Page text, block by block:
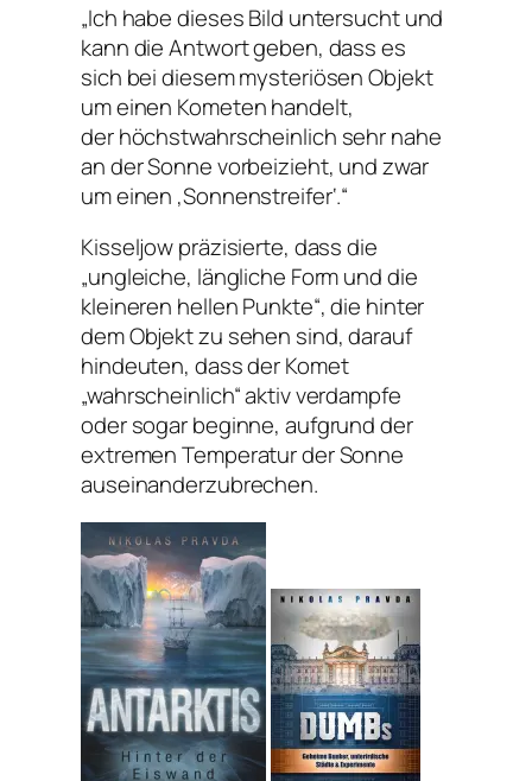
„Ich habe dieses Bild untersucht und
kann die Antwort geben, dass es
sich bei diesem mysteriösen Objekt
um einen Kometen handelt,
derhöchstwahrscheinlich sehr nahe
an der Sonne vorbeizieht, und zwar
um einen ‚Sonnenstreifer‘.“
Kisseljow präzisierte, dass die
„ungleiche, längliche Form und die
kleineren hellen Punkte“, die hinter
dem Objekt zu sehen sind, darauf
hindeuten, dass der Komet
„wahrscheinlich“ aktiv verdampfe
oder sogar beginne, aufgrund der
extremen Temperatur der Sonne
auseinanderzubrechen.